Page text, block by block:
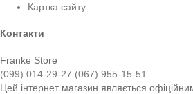
Картка сайту
Контакти
Franke Store
(099) 014-29-27 (067) 955-15-51
Цей інтернет магазин являється